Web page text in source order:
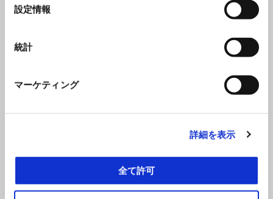
設定情報
統計
マーケティング
詳細を表示
全て許可
スでの最大の目標は、
年間追い求めてきた結果に続くこと
です。日々のステージを全力で走り、最高の結果を目指し
ョンをキープしたいと思っています。また、今年のヨーロ
。昨年の好
成績を考えると、今年の目標は可能な限り最高の結果を出
すことです。モトラリーよりもヨーロッパ選手権の方が得
、チームが成し遂げた素晴